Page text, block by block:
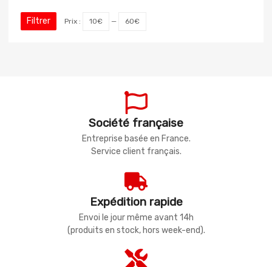
Filtrer Prix : 10€ — 60€
Société française
Entreprise basée en France.
Service client français.
Expédition rapide
Envoi le jour même avant 14h
(produits en stock, hors week-end).